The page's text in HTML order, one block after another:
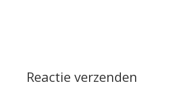
Reactie verzenden